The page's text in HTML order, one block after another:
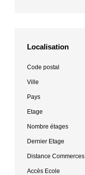
Localisation
Code postal
Ville
Pays
Etage
Nombre étages
Dernier Etage
Distance Commerces
Accès Ecole